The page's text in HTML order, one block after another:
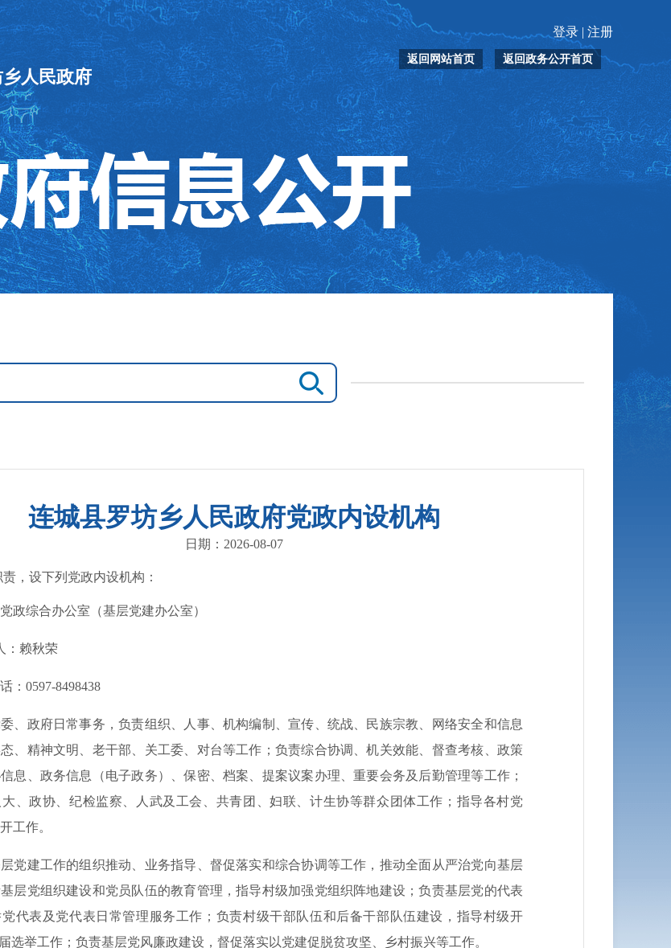
登录 | 注册
人民政府
返回政务公开首页
返回网站首页
连城县罗坊乡人民政府党政内设机构
日期：2026-08-07
，设下列党政内设机构：
综合办公室（基层党建办公室）
赖秋荣
0597-8498438
政府日常事务，负责组织、人事、机构编制、宣传、统战、民族宗教、网络安全和信息
、精神文明、老干部、关工委、对台等工作；负责综合协调、机关效能、督查考核、政策
息、政务信息（电子政务）、保密、档案、提案议案办理、重要会务及后勤管理等工作；
、政协、纪检监察、人武及工会、共青团、妇联、计生协等群众团体工作；指导各村党
工作。
建工作的组织推动、业务指导、督促落实和综合协调等工作，推动全面从严治党向基层
层党组织建设和党员队伍的教育管理，指导村级加强党组织阵地建设；负责基层党的代表
代表及党代表日常管理服务工作；负责村级干部队伍和后备干部队伍建设，指导村级开
选举工作；负责基层党风廉政建设，督促落实以党建促脱贫攻坚、乡村振兴等工作。